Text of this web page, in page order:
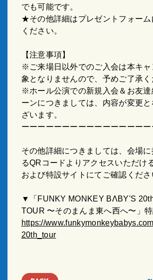
でも可能です。
★その他詳細はプレゼントフォーム
ください。
【注意事項】
※ご来場日以外でのご入会は本キャ
象となりませんので、予めご了承く
※ホール公演での新規入会＆お友達
ーンにつきましては、内容が変更
ざいます。
ーーーーーーーーーーーーーーーー
その他詳細につきましては、会場
るQRコードよりアクセスいただけ
および特設サイトにてご確認くださ
▼「FUNKY MONKEY BΛBY'S
TOUR 〜そのまんま東へ西へ〜」特
https://
20th_tour